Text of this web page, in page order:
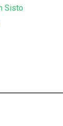
Sisto